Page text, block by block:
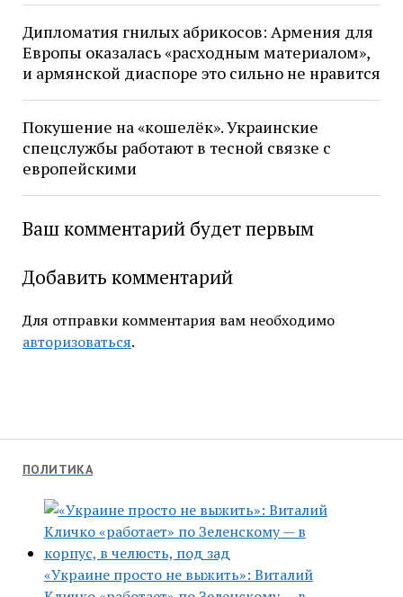
ПОЛИТИКА
«Украине просто не выжить»: Виталий
Дипломатия гнилых абрикосов: Армения для
Европы оказалась «расходным материалом»,
и армянской диаспоре это сильно не нравится
Покушение на «кошелёк». Украинские
спецслужбы работают в тесной связке с
европейскими
Ваш комментарий будет первым
Добавить комментарий
Для отправки комментария вам необходимо
авторизоваться.